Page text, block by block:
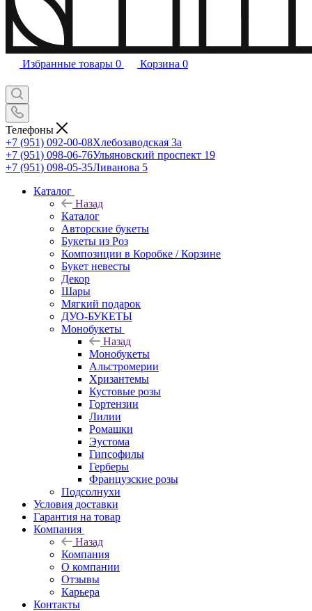
Избранные товары 0 Корзина 0
Телефоны
+7 (951) 092-00-08Хлебозаводская 3а
+7 (951) 098-06-76Ульяновский проспект 19
+7 (951) 098-05-35Ливанова 5
Каталог
Назад
Каталог
Авторские букеты
Букеты из Роз
Композиции в Коробке / Корзине
Букет невесты
Декор
Шары
Мягкий подарок
ДУО-БУКЕТЫ
Монобукеты
Назад
Монобукеты
Альстромерии
Хризантемы
Кустовые розы
Гортензии
Лилии
Ромашки
Эустома
Гипсофилы
Герберы
Французские розы
Подсолнухи
Условия доставки
Гарантия на товар
Компания
Назад
Компания
О компании
Отзывы
Карьера
Контакты